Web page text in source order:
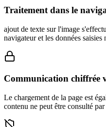
Traitement dans le
ajout de texte sur l'image
navigateur et les données saisies
Communication chiffrée
Le chargement de la page est
contenu ne peut être consulté par